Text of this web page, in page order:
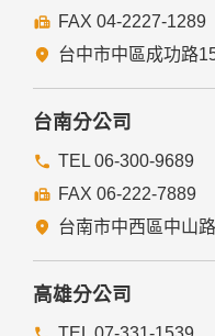
揭露您的個人資料是為了
者。
本網站委託廠商協助蒐集
委外廠商或個人善盡監督管
六、Cookie之使用
為了提供您最佳的服務，
們的Cookie，若您不願接
瀏覽器功能項中設定隱私
七、隱私權保護政策之修正
FAX 04-2227-1289
台中市中區成功路
台南分公司
TEL 06-300-9689
FAX 06-222-7889
台南市中西區中山
高雄分公司